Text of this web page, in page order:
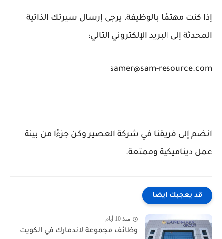
إذا كنت مهتمًا بالوظيفة، يرجى إرسال سيرتك الذاتية
المحدثة إلى البريد الإلكتروني التالي:
samer@sam-resource.com
انضم إلى فريقنا في شركة العصير وكن جزءًا من بيئة
عمل ديناميكية وممتعة.
قد يعجبك ايضا
منذ 10 أيام
وظائف مجموعة لاندمارك في الكويت